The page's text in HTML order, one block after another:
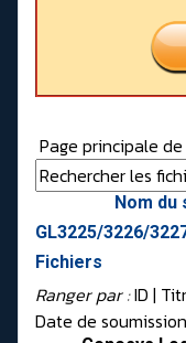
Page principale
Nom
GL3225/3226/
Fichiers
Ranger par :ID |
Date de soumission